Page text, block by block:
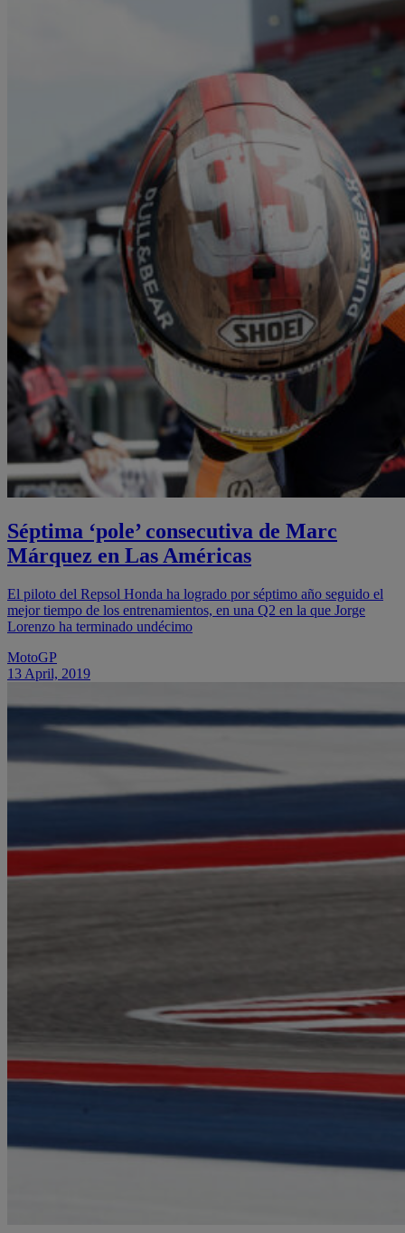
Séptima ‘pole’ consecutiva de Marc
Márquez en Las Américas
El piloto del Repsol Honda ha logrado por séptimo año seguido el
mejor tiempo de los entrenamientos, en una Q2 en la que Jorge
Lorenzo ha terminado undécimo
MotoGP
13 April, 2019